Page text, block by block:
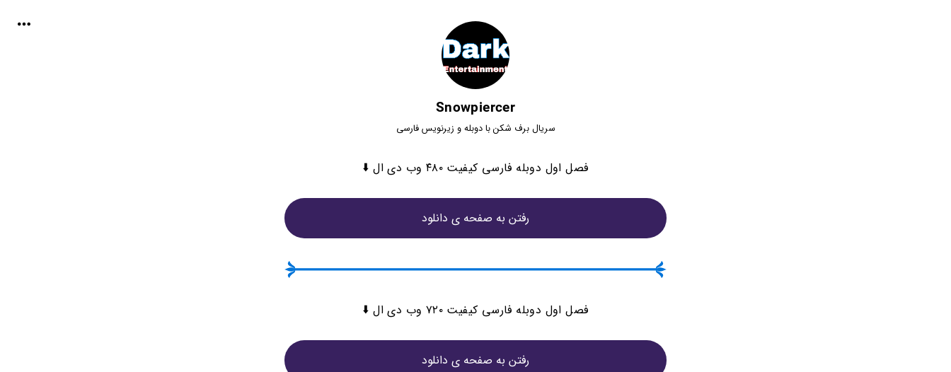
Snowpiercer
سریال برف شکن با دوبله و زیرنویس فارسی
فصل اول دوبله فارسی کیفیت ۴۸۰ وب دی ال ⬇️
رفتن به صفحه ی دانلود
فصل اول دوبله فارسی کیفیت ۷۲۰ وب دی ال ⬇️
رفتن به صفحه ی دانلود